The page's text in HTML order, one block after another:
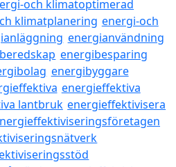
och klimatoptimerad
klimatplanering energi-och
energianvändning
energibesparing
energibyggare
energieffektiva
lantbruk energieffektivisera